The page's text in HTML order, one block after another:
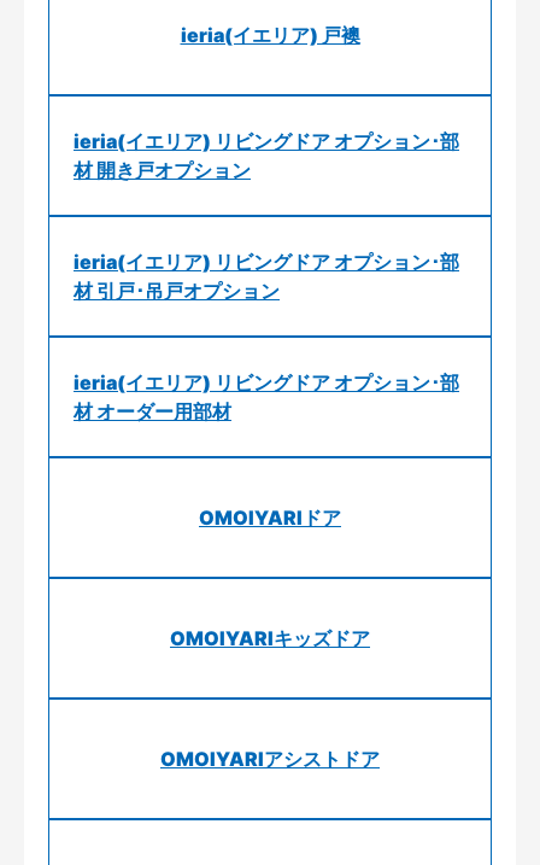
ieria(イエリア) 戸襖
ieria(イエリア) リビングドア オプション･部
材 開き戸オプション
ieria(イエリア) リビングドア オプション･部
材 引戸･吊戸オプション
ieria(イエリア) リビングドア オプション･部
材 オーダー用部材
OMOIYARIドア
OMOIYARIキッズドア
OMOIYARIアシストドア